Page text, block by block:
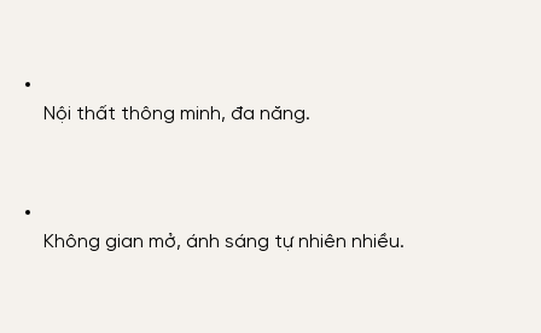
Nội thất thông minh, đa năng.
Không gian mở, ánh sáng tự nhiên nhiều.